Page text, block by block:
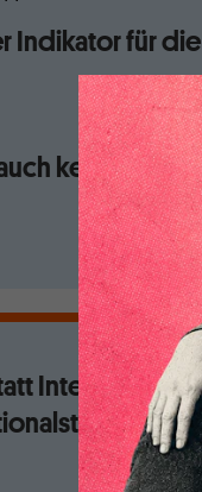
Indikator für die
keine
Integration:
stärkt